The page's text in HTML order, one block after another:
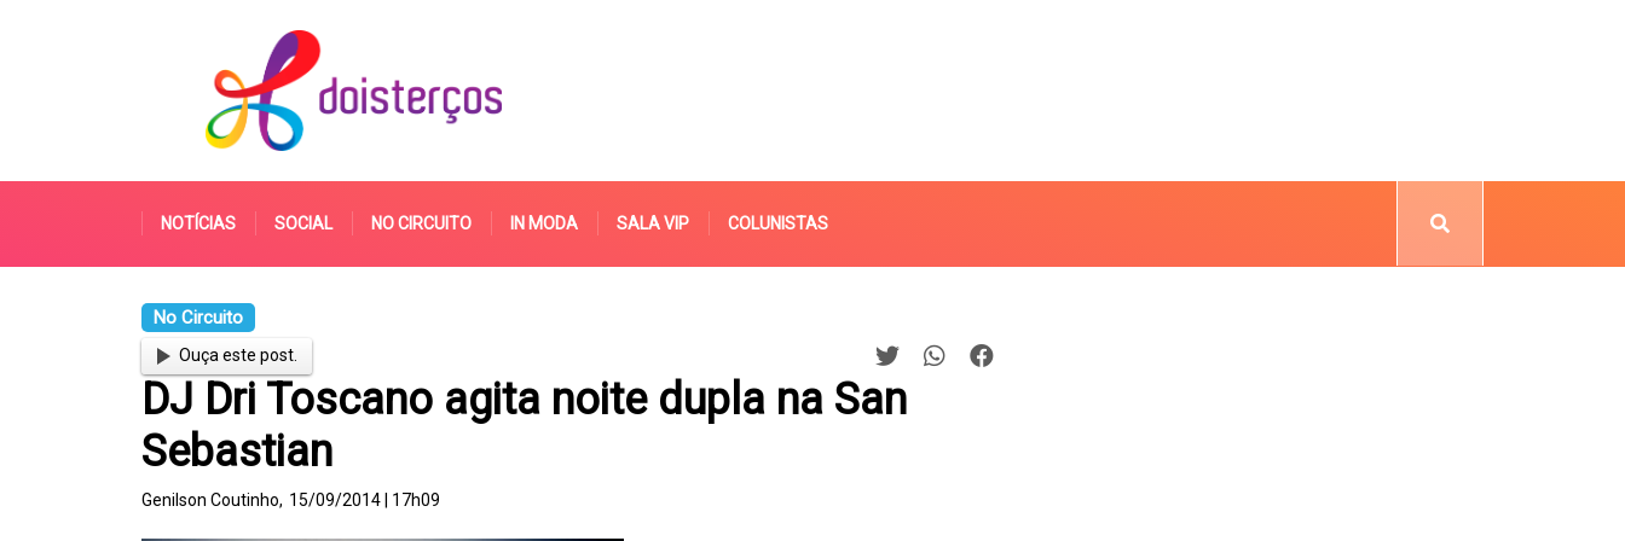
NOTÍCIAS SOCIAL NO CIRCUITO IN MODA SALA VIP COLUNISTAS
No Circuito
Ouça este post.
DJ Dri Toscano agita noite dupla na San
Sebastian
Genilson Coutinho, 15/09/2014 | 17h09